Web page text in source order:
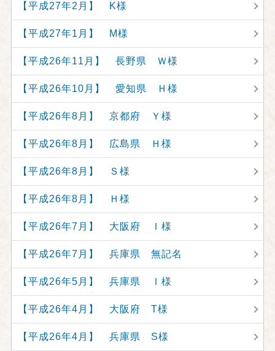
【平成27年2月】 K様
【平成27年1月】 M様
【平成26年11月】 長野県 Ｗ様
【平成26年10月】 愛知県 Ｈ様
【平成26年8月】 京都府 Ｙ様
【平成26年8月】 広島県 Ｈ様
【平成26年8月】 Ｓ様
【平成26年8月】 Ｈ様
【平成26年7月】 大阪府 Ｉ様
【平成26年7月】 兵庫県 無記名
【平成26年5月】 兵庫県 Ｉ様
【平成26年4月】 大阪府 T様
【平成26年4月】 兵庫県 S様